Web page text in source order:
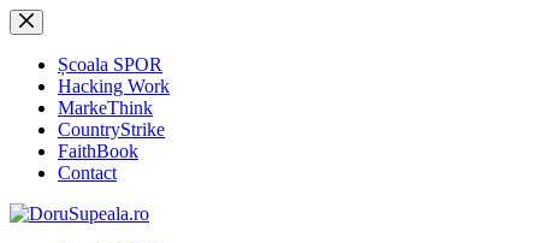
Sari
la
conținutȘcoala SPOR
Hacking Work
MarkeThink
CountryStrike
FaithBook
Contact